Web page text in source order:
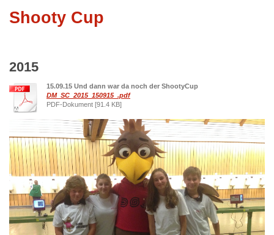
Shooty Cup
2015
15.09.15 Und dann war da noch der ShootyCup
DM_SC_2015_150915_.pdf
PDF-Dokument [91.4 KB]